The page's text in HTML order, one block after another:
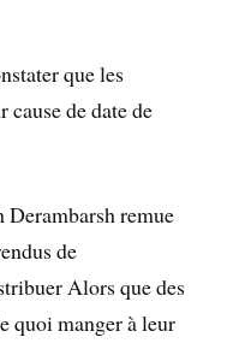
que les
cause de date de
Derambarsh remue
de
Alors que des
quoi manger à leur